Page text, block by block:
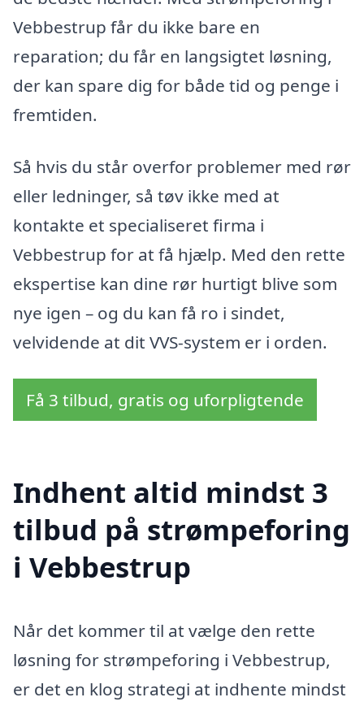
Vebbestrup får du ikke bare en
reparation; du får en langsigtet løsning,
der kan spare dig for både tid og penge i
fremtiden.
Så hvis du står overfor problemer med rør
eller ledninger, så tøv ikke med at
kontakte et specialiseret firma i
Vebbestrup for at få hjælp. Med den rette
ekspertise kan dine rør hurtigt blive som
nye igen – og du kan få ro i sindet,
velvidende at dit VVS-system er i orden.
Få 3 tilbud, gratis og uforpligtende
Indhent altid mindst 3
tilbud på strømpeforing
i Vebbestrup
Når det kommer til at vælge den rette
løsning for strømpeforing i Vebbestrup,
er det en klog strategi at indhente mindst